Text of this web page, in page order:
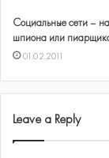
Социальные сети –
шпиона или
01.02.2011
Leave a Reply